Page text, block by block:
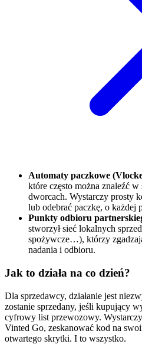
Automaty paczkowe
które często można znaleźć w
dworcach. Wystarczy prosty
lub odebrać paczkę, o każdej
Punkty odbioru
stworzył sieć lokalnych
spożywcze…), którzy
nadania i odbioru.
Jak to działa na co dzień?
Dla sprzedawcy, działanie jest
zostanie sprzedany, jeśli kupujący
cyfrowy list przewozowy.
Vinted Go, zeskanować kod na
otwartego skrytki. I to wszystko.